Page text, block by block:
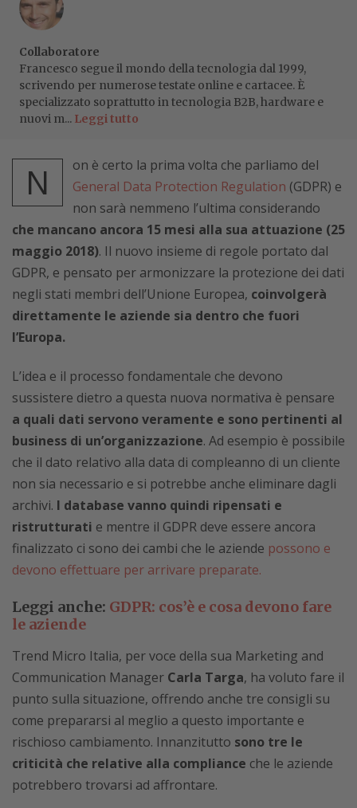
Collaboratore
Francesco segue il mondo della tecnologia dal 1999,
scrivendo per numerose testate online e cartacee. È
specializzato soprattutto in tecnologia B2B, hardware e
nuovi m... Leggi tutto
N
on è certo la prima volta che parliamo del
General Data Protection Regulation (GDPR) e
non sarà nemmeno l’ultima considerando
che mancano ancora 15 mesi alla sua attuazione (25
maggio 2018). Il nuovo insieme di regole portato dal
GDPR, e pensato per armonizzare la protezione dei dati
negli stati membri dell’Unione Europea, coinvolgerà
direttamente le aziende sia dentro che fuori
l’Europa.
L’idea e il processo fondamentale che devono
sussistere dietro a questa nuova normativa è pensare
a quali dati servono veramente e sono pertinenti al
business di un’organizzazione. Ad esempio è possibile
che il dato relativo alla data di compleanno di un cliente
non sia necessario e si potrebbe anche eliminare dagli
archivi. I database vanno quindi ripensati e
ristrutturati e mentre il GDPR deve essere ancora
finalizzato ci sono dei cambi che le aziende possono e
devono effettuare per arrivare preparate.
Leggi anche: GDPR: cos’è e cosa devono fare
le aziende
Trend Micro Italia, per voce della sua Marketing and
Communication Manager Carla Targa, ha voluto fare il
punto sulla situazione, offrendo anche tre consigli su
come prepararsi al meglio a questo importante e
rischioso cambiamento. Innanzitutto sono tre le
criticità che relative alla compliance che le aziende
potrebbero trovarsi ad affrontare.